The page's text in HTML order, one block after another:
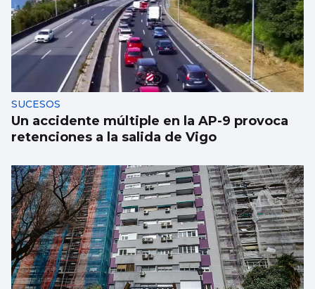
Investigan por asesinato al detenido por un
atropello mortal intencionado en Ames
SUCESOS
Un accidente múltiple en la AP-9 provoca
retenciones a la salida de Vigo